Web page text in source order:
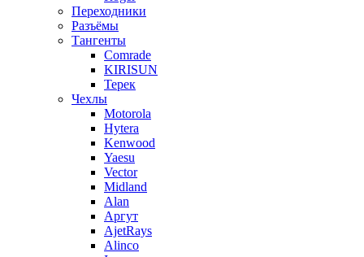
Переходники
Разъёмы
Тангенты
Comrade
KIRISUN
Терек
Чехлы
Motorola
Hytera
Kenwood
Yaesu
Vector
Midland
Alan
Аргут
AjetRays
Alinco